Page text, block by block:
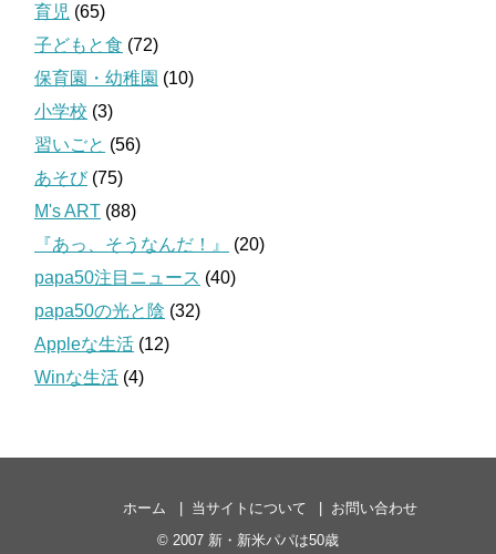
育児 (65)
子どもと食 (72)
保育園・幼稚園 (10)
小学校 (3)
習いごと (56)
あそび(75)
M's ART (88)
『あっ、そうなんだ！』
(20)
papa50注目ニュース (40)
papa50の光と陰 (32)
Appleな生活 (12)
Winな生活 (4)
ホーム 当サイトについて
お問い合わせ
© 2007 新・新米パパは50歳